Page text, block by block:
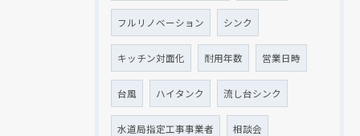
フルリノベーション シンク
キッチン対面化 耐用年数 営業日時
台風 ハイタンク 流し台シンク
水道局指定工事事業者 相談会